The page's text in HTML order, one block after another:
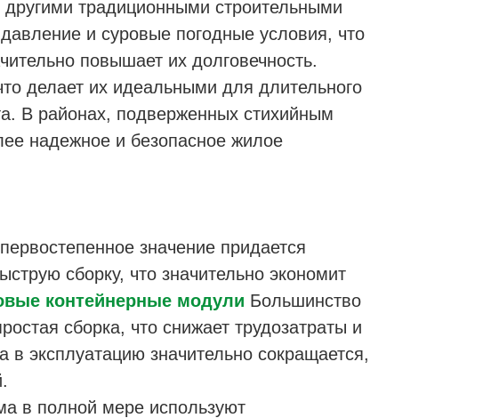
традиционными строительными
и суровые погодные условия, что
повышает их долговечность.
делает их идеальными для длительного
В районах, подверженных стихийным
надежное и безопасное жилое
значение придается
сборку, что значительно экономит
контейнерные модули Большинство
сборка, что снижает трудозатраты и
в эксплуатацию значительно сокращается,
в полной мере используют